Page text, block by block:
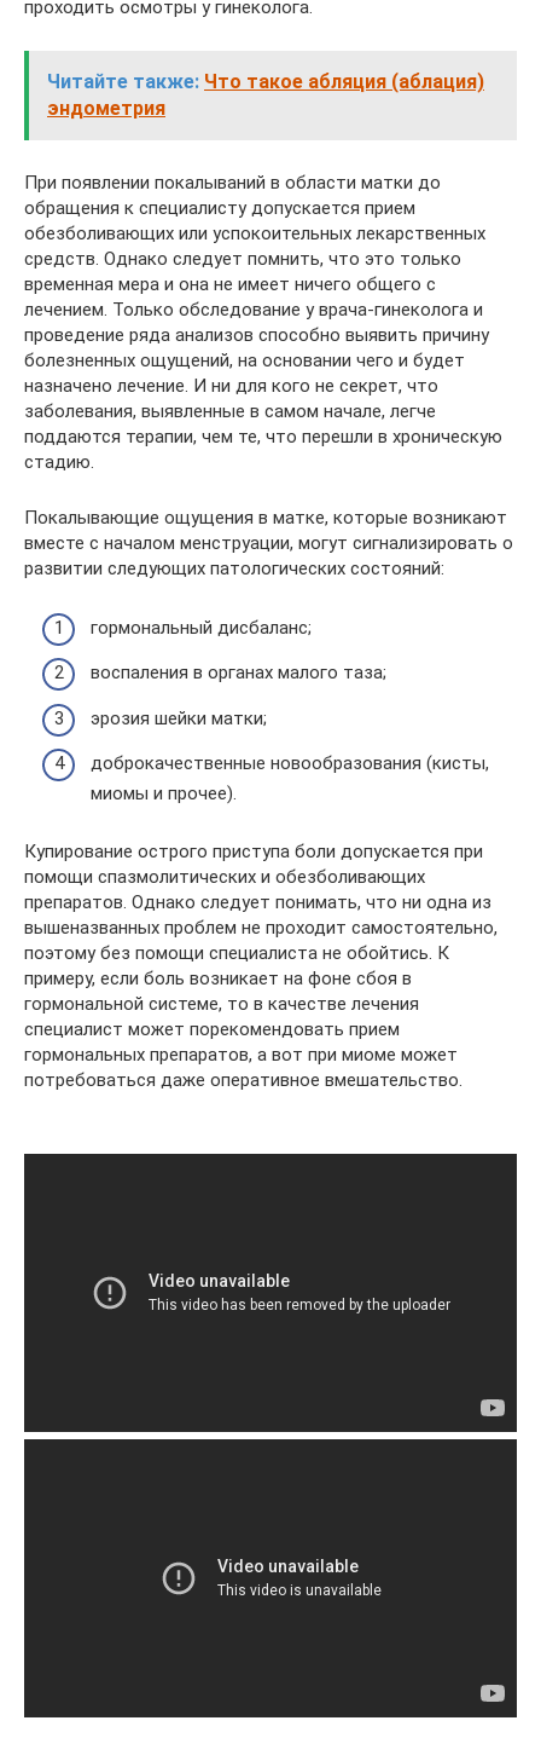
проходить осмотры у гинеколога.
Читайте также: Что такое абляция (аблация)
эндометрия
При появлении покалываний в области матки до
обращения к специалисту допускается прием
обезболивающих или успокоительных лекарственных
средств. Однако следует помнить, что это только
временная мера и она не имеет ничего общего с
лечением. Только обследование у врача-гинеколога и
проведение ряда анализов способно выявить причину
болезненных ощущений, на основании чего и будет
назначено лечение. И ни для кого не секрет, что
заболевания, выявленные в самом начале, легче
поддаются терапии, чем те, что перешли в хроническую
стадию.
Покалывающие ощущения в матке, которые возникают
вместе с началом менструации, могут сигнализировать о
развитии следующих патологических состояний:
гормональный дисбаланс;
воспаления в органах малого таза;
эрозия шейки матки;
доброкачественные новообразования (кисты,
миомы и прочее).
Купирование острого приступа боли допускается при
помощи спазмолитических и обезболивающих
препаратов. Однако следует понимать, что ни одна из
вышеназванных проблем не проходит самостоятельно,
поэтому без помощи специалиста не обойтись. К
примеру, если боль возникает на фоне сбоя в
гормональной системе, то в качестве лечения
специалист может порекомендовать прием
гормональных препаратов, а вот при миоме может
потребоваться даже оперативное вмешательство.